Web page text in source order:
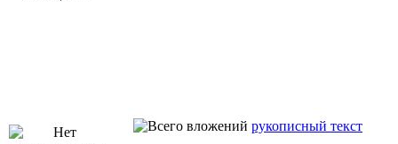
рукописный текст